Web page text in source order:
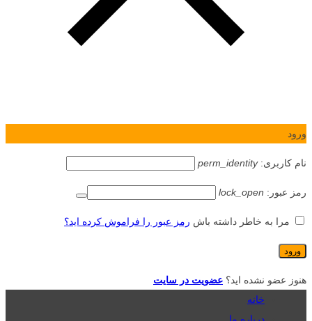
ورود
نام کاربری:perm_identity
رمز عبور: lock_open
مرا به خاطر داشته باش رمز عبور را فراموش کرده اید؟
هنوز عضو نشده اید؟ عضویت در سایت
خانه